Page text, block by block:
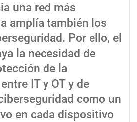
una red más
amplía también los
Por ello, el
la necesidad de
de la
IT y OT y de
como un
en cada dispositivo